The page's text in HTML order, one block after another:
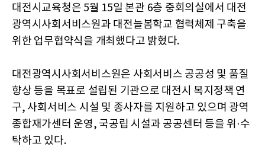
대전시교육청은 5월 15일 본관 6층 중회의실에서 대전
광역시사회서비스원과 대전늘봄학교 협력체제 구축을
위한 업무협약식을 개최했다고 밝혔다.
대전광역시사회서비스원은 사회서비스 공공성 및 품질
향상 등을 목표로 설립된 기관으로 대전시 복지정책 연
구, 사회서비스 시설 및 종사자를 지원하고 있으며 광역
종합재가센터 운영, 국공립 시설과 공공센터 등을 위·수
탁하고 있다.